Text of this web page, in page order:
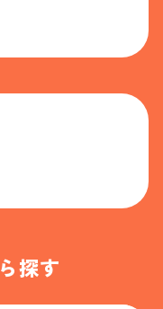
探す